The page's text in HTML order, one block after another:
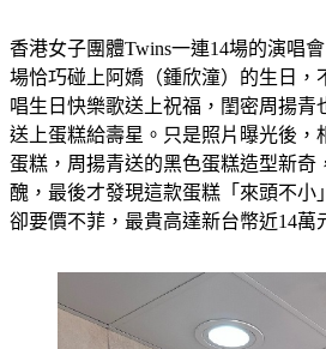
香港女子團體Twins一連14場的演唱
場恰巧碰上阿嬌（鍾欣潼）的生日，
唱生日快樂歌送上祝福，閨密周揚青
送上蛋糕給壽星。只是照片曝光後，
蛋糕，周揚青送的黑色蛋糕造型新奇
醜，最後才發現這款蛋糕「來頭不小
卻要價不菲，最貴高達新台幣近14萬